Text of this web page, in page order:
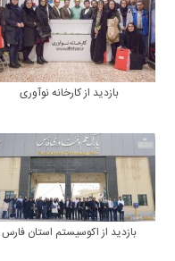
بازدید از کارخانه نوآوری
بازدید از اکوسیستم استان فارس